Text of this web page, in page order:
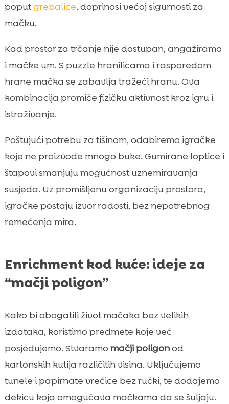
poputgrebalice, doprinosi većoj sigurnosti za
mačku.
Kad prostor za trčanje nije dostupan, angažiramo
i mačke um. S puzzle hranilicama i rasporedom
hrane mačka se zabavlja tražeći hranu. Ova
kombinacija promiče fizičku aktivnost kroz igru i
istraživanje.
Poštujući potrebu za tišinom, odabiremo igračke
koje ne proizvode mnogo buke. Gumirane loptice i
štapovi smanjuju mogućnost uznemiravanja
susjeda. Uz promišljenu organizaciju prostora,
igračke postaju izvor radosti, bez nepotrebnog
remećenja mira.
Enrichment kod kuće: ideje za
“mačji poligon”
Kako bi obogatili život mačaka bez velikih
izdataka, koristimo predmete koje već
posjedujemo. Stvaramo mačji poligonod
kartonskih kutija različitih visina. Uključujemo
tunele i papirnate vrećice bez ručki, te dodajemo
dekicu koja omogućava mačkama da se šuljaju.